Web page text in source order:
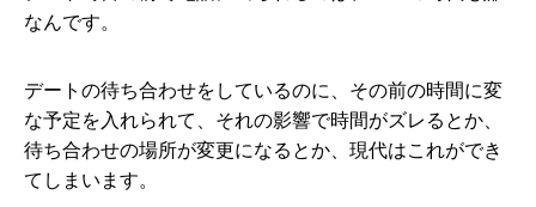
なんです。
デートの待ち合わせをしているのに、その前の時間に変
な予定を入れられて、それの影響で時間がズレるとか、
待ち合わせの場所が変更になるとか、現代はこれができ
てしまいます。